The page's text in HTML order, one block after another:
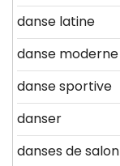
danse latine
danse moderne
danse sportive
danser
danses de salon